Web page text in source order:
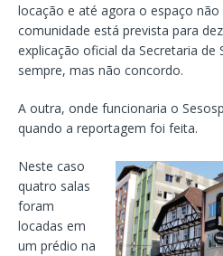
locação e até agora o espaço
comunidade está prevista para
explicação oficial da Secretaria
sempre, mas não concordo.
A outra, onde funcionaria o
quando a reportagem foi feita.
Neste caso
quatro salas
foram
locadas em
um prédio na